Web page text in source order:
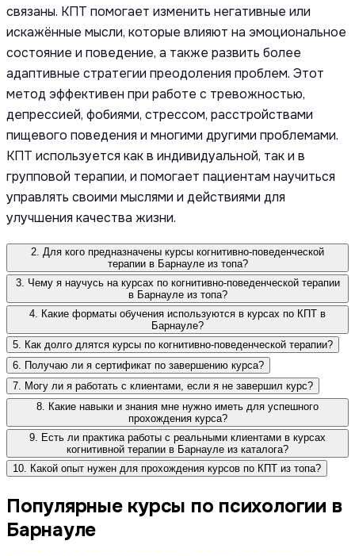
связаны. КПТ помогает изменить негативные или
искажённые мысли, которые влияют на эмоциональное
состояние и поведение, а также развить более
адаптивные стратегии преодоления проблем. Этот
метод эффективен при работе с тревожностью,
депрессией, фобиями, стрессом, расстройствами
пищевого поведения и многими другими проблемами.
КПТ используется как в индивидуальной, так и в
групповой терапии, и помогает пациентам научиться
управлять своими мыслями и действиями для
улучшения качества жизни.
2. Для кого предназначены курсы когнитивно-поведенческой
терапии в Барнауле из топа?
3. Чему я научусь на курсах по когнитивно-поведенческой терапии
в Барнауле из топа?
4. Какие форматы обучения используются в курсах по КПТ в
Барнауле?
5. Как долго длятся курсы по когнитивно-поведенческой терапии?
6. Получаю ли я сертификат по завершению курса?
7. Могу ли я работать с клиентами, если я не завершил курс?
8. Какие навыки и знания мне нужно иметь для успешного
прохождения курса?
9. Есть ли практика работы с реальными клиентами в курсах
когнитивной терапии в Барнауле из каталога?
10. Какой опыт нужен для прохождения курсов по КПТ из топа?
Популярные курсы по психологии в
Барнауле